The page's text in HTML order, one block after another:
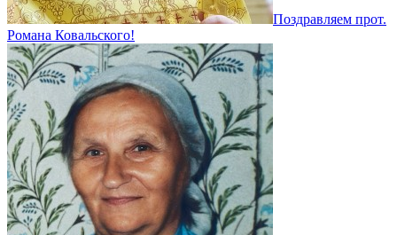
Поздравляем прот.
Романа Ковальского!